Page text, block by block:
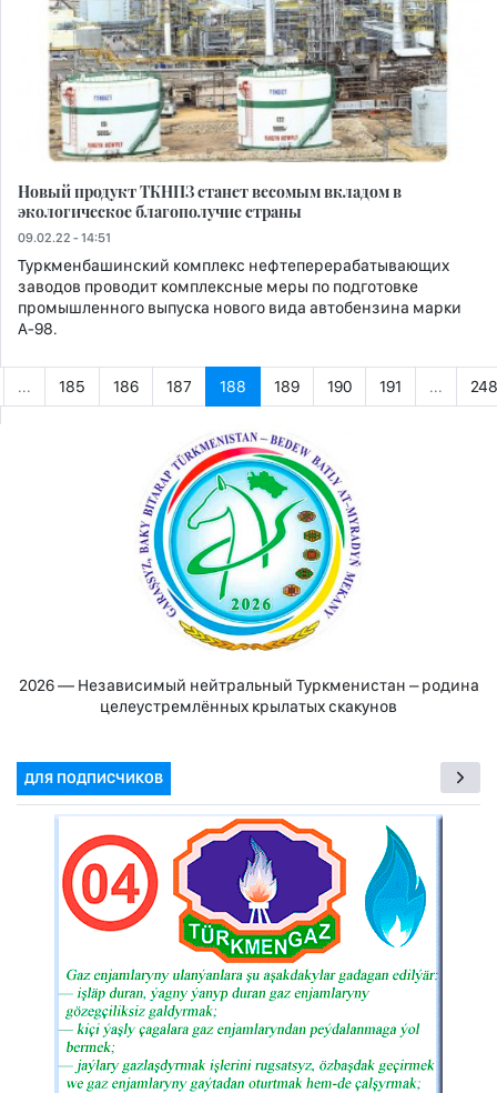
Новый продукт ТКНПЗ станет весомым вкладом в
экологическое благополучие страны
09.02.22 - 14:51
Туркменбашинский комплекс нефтеперерабатывающих
заводов проводит комплексные меры по подготовке
промышленного выпуска нового вида автобензина марки
А-98.
... 185 186 187 188 189 190 191 ... 248
2026 — Независимый нейтральный Туркменистан – родина
целеустремлённых крылатых скакунов
ДЛЯ ПОДПИСЧИКОВ